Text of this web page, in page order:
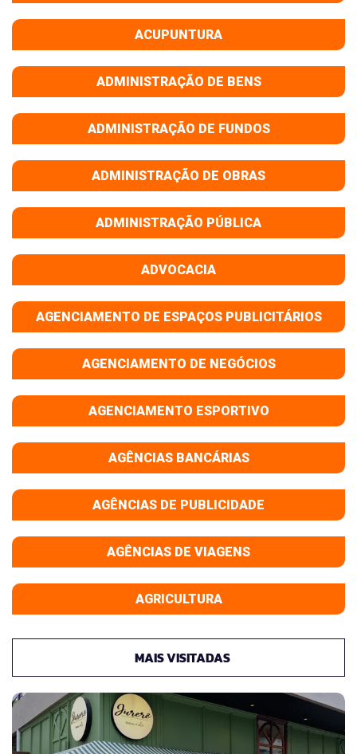
ACUPUNTURA
ADMINISTRAÇÃO DE BENS
ADMINISTRAÇÃO DE FUNDOS
ADMINISTRAÇÃO DE OBRAS
ADMINISTRAÇÃO PÚBLICA
ADVOCACIA
AGENCIAMENTO DE ESPAÇOS PUBLICITÁRIOS
AGENCIAMENTO DE NEGÓCIOS
AGENCIAMENTO ESPORTIVO
AGÊNCIAS BANCÁRIAS
AGÊNCIAS DE PUBLICIDADE
AGÊNCIAS DE VIAGENS
AGRICULTURA
MAIS VISITADAS